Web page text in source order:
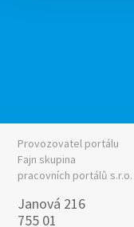
Provozovatel portálu
Fajn skupina
pracovních portálů s.r.o.
Janová 216
755 01